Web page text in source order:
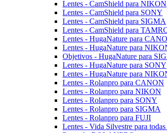
Lentes - CamShield para NIKON
Lentes - CamShield para SONY
Lentes - CamShield para SIGMA
Lentes - CamShield para
Lentes - HugaNature para
Lentes - HugaNature para
Objetivos - HugaNature para
Lentes - HugaNature para SONY
Lentes - HugaNature para
Lentes - Rolanpro para CANON
Lentes - Rolanpro para NIKON
Lentes - Rolanpro para SONY
Lentes - Rolanpro para SIGMA
Lentes - Rolanpro para FUJI
Lentes - Vida Silvestre para todas